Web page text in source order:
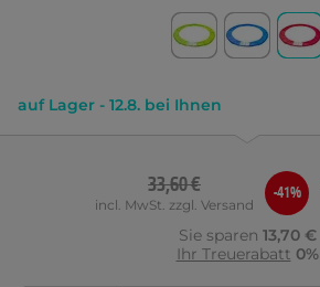
auf Lager - 12.8. bei Ihnen
33,60 €
incl. MwSt. zzgl. Versand
-41%
Sie sparen 13,70 €
Ihr Treuerabatt 0%